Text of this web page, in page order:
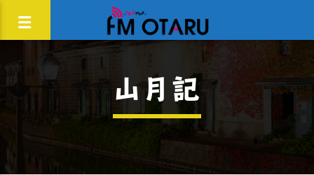
山月記